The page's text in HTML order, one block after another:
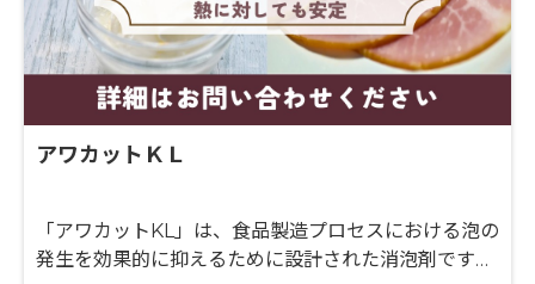
アワカットＫＬ
「アワカットKL」は、食品製造プロセスにおける泡の
発生を効果的に抑えるために設計された消泡剤です。